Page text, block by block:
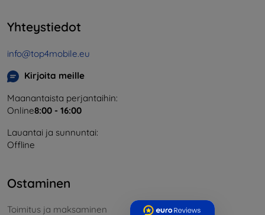
Yhteystiedot
info@top4mobile.eu
Kirjoita meille
Maanantaista perjantaihin:
Online8:00 - 16:00
Lauantai ja sunnuntai:
Offline
Ostaminen
Toimitus ja maksaminen